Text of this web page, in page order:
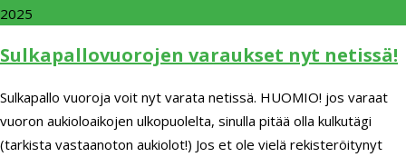
2025
Sulkapallovuorojen varaukset nyt netissä!
Sulkapallo vuoroja voit nyt varata netissä. HUOMIO! jos varaat
vuoron aukioloaikojen ulkopuolelta, sinulla pitää olla kulkutägi
(tarkista vastaanoton aukiolot!) Jos et ole vielä rekisteröitynyt